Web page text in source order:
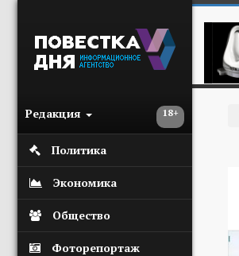
18+
Редакция
Политика
Экономика
Общество
Фоторепортаж